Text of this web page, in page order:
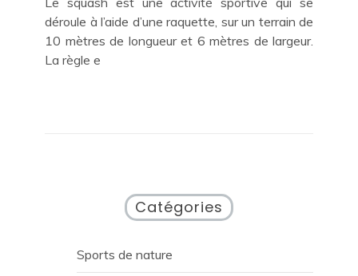
déroule à l’aide d’une raquette, sur un terrain de
10 mètres de longueur et 6 mètres de largeur.
La règle e
Catégories
Sports de nature